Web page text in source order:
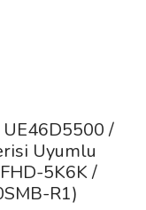
/
Uyumlu
5K6K /
R1)